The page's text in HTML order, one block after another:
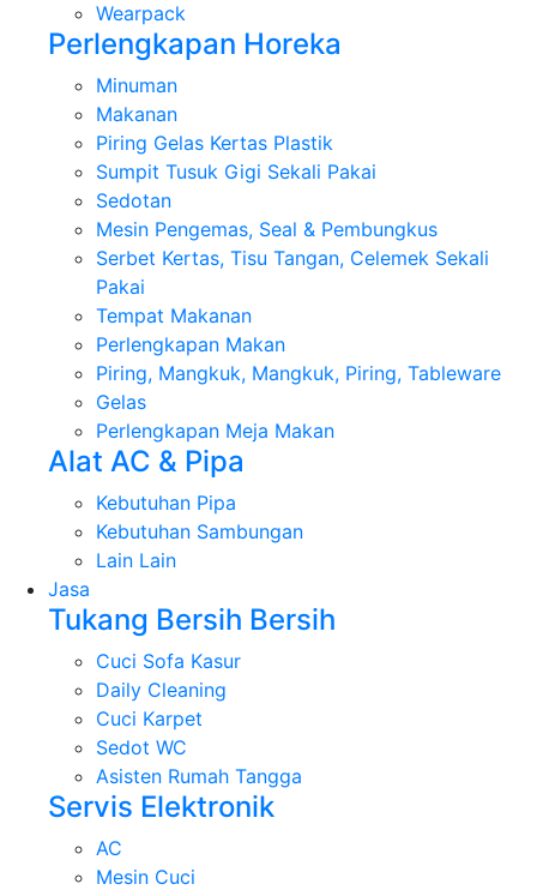
Wearpack
Perlengkapan Horeka
Minuman
Makanan
Piring Gelas Kertas Plastik
Sumpit Tusuk Gigi Sekali Pakai
Sedotan
Mesin Pengemas, Seal & Pembungkus
Serbet Kertas, Tisu Tangan, Celemek Sekali
Pakai
Tempat Makanan
Perlengkapan Makan
Piring, Mangkuk, Mangkuk, Piring, Tableware
Gelas
Perlengkapan Meja Makan
Alat AC & Pipa
Kebutuhan Pipa
Kebutuhan Sambungan
Lain Lain
Jasa
Tukang Bersih Bersih
Cuci Sofa Kasur
Daily Cleaning
Cuci Karpet
Sedot WC
Asisten Rumah Tangga
Servis Elektronik
AC
Mesin Cuci